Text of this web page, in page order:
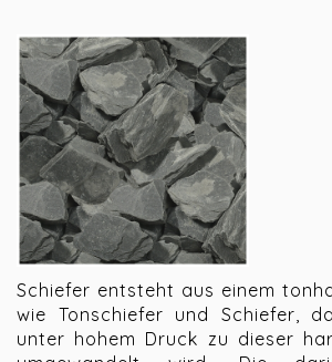
Schiefer entsteht aus einem
wie Tonschiefer und Schiefer,
unter hohem Druck zu dieser